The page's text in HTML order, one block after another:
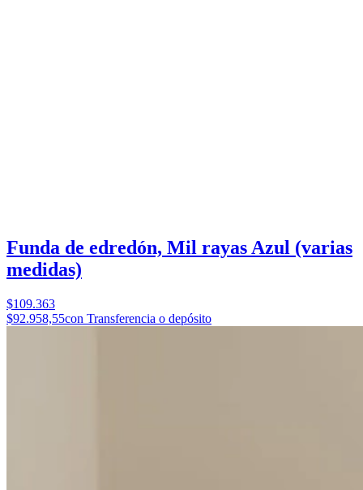
Funda de edredón, Mil rayas Azul (varias
medidas)
$109.363
$92.958,55con Transferencia o depósito